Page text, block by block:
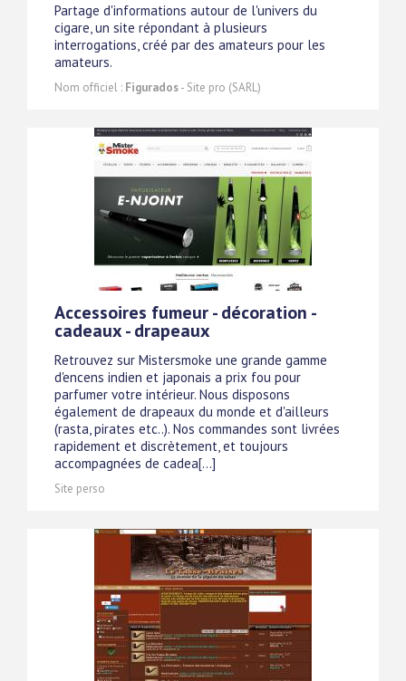
Partage d'informations autour de l'univers du
cigare, un site répondant à plusieurs
interrogations, créé par des amateurs pour les
amateurs.
Nom officiel : Figurados- Site pro (SARL)
Accessoires fumeur - décoration -
cadeaux - drapeaux
Retrouvez sur Mistersmoke une grande gamme
d'encens indien et japonais a prix fou pour
parfumer votre intérieur. Nous disposons
également de drapeaux du monde et d'ailleurs
(rasta, pirates etc..). Nos commandes sont livrées
rapidement et discrètement, et toujours
accompagnées de cadea[...]
Site perso